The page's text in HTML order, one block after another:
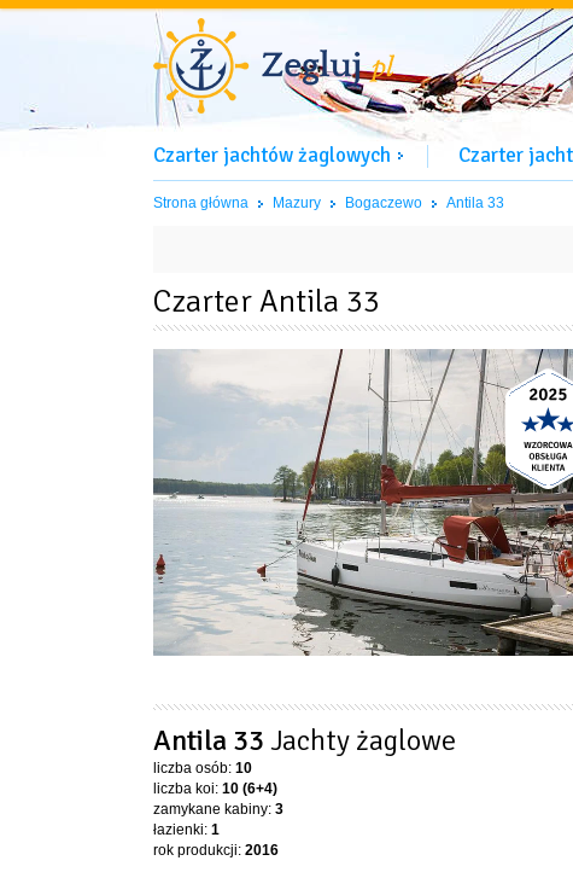
Czarter jachtów żaglowych Czarter
Strona główna Mazury Bogaczewo Antila 33
Czarter Antila 33
Antila 33 Jachty żaglowe
liczba osób: 10
liczba koi: 10 (6+4)
zamykane kabiny: 3
łazienki: 1
rok produkcji: 2016